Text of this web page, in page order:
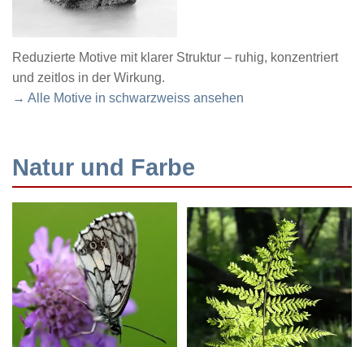
Reduzierte Motive mit klarer Struktur – ruhig, konzentriert
und zeitlos in der Wirkung.
→ Alle Motive in schwarzweiss ansehen
Natur und Farbe